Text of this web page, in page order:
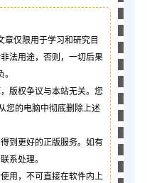
章仅限用于学习和研究目
法用途，否则，一切后果
版权争议与本站无关。您
您的电脑中彻底删除上述
到更好的正版服务。如有
系处理。
用，不可直接在软件内上